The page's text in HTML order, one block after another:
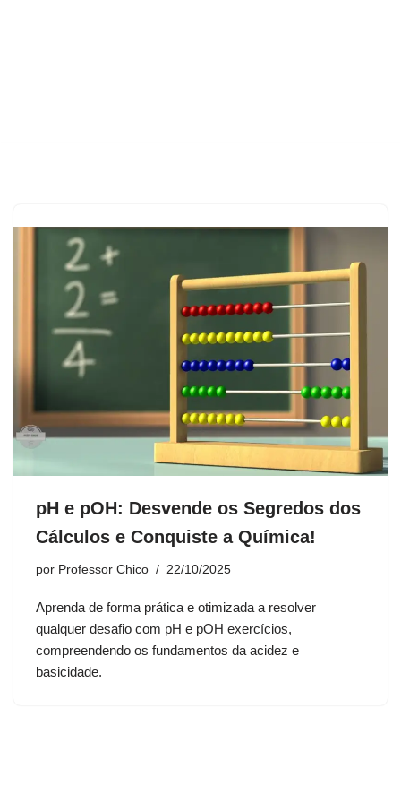
pH e pOH: Desvende os Segredos dos
Cálculos e Conquiste a Química!
por Professor Chico 22/10/2025
Aprenda de forma prática e otimizada a resolver
qualquer desafio com pH e pOH exercícios,
compreendendo os fundamentos da acidez e
basicidade.